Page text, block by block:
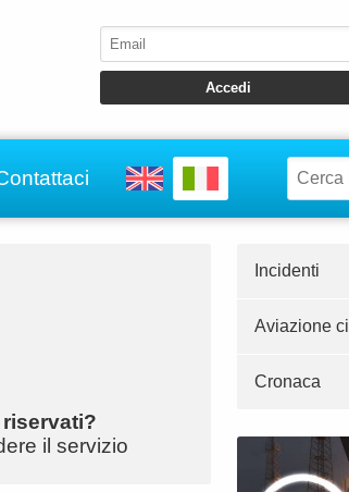
il servizio
Incidenti
Aviazione
Cronaca